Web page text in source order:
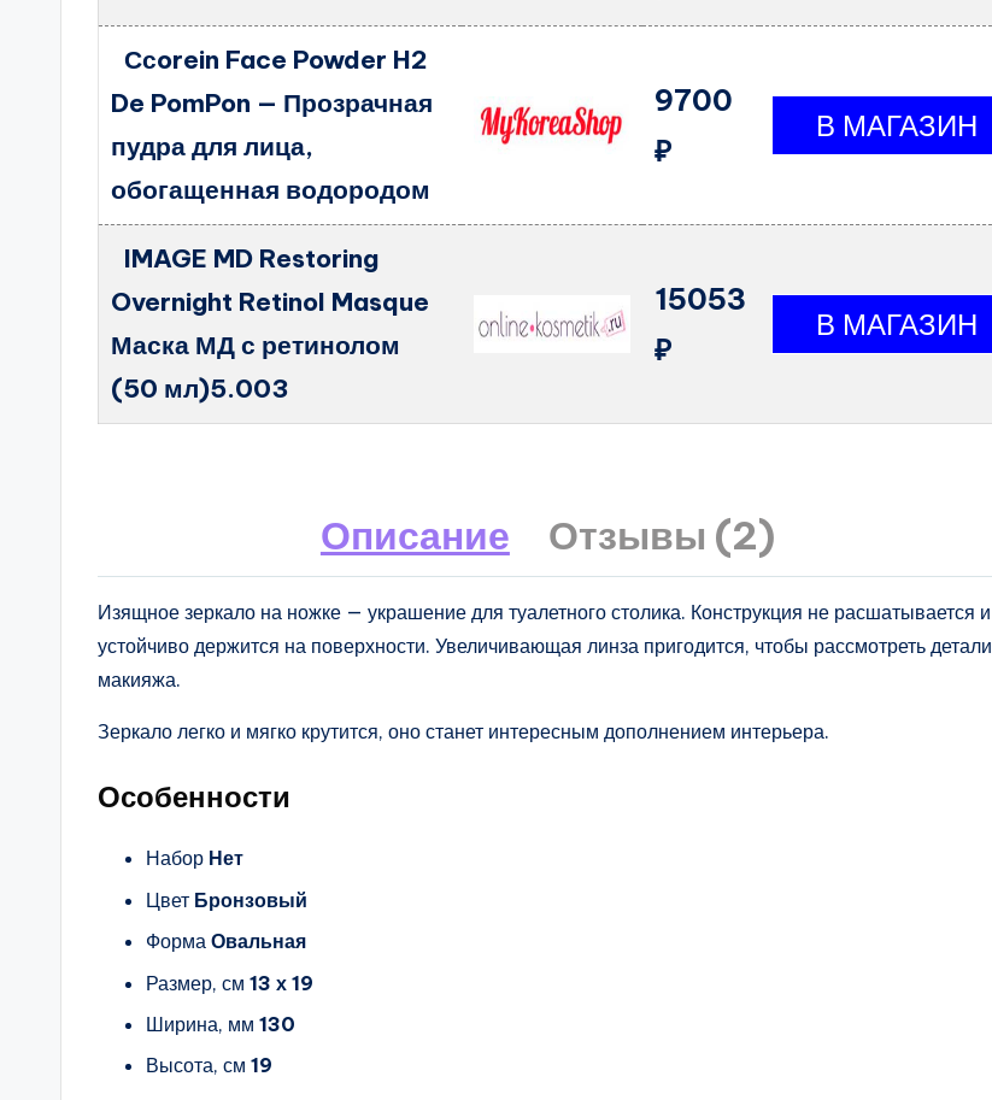
Ссorein Face Powder H2
De PomPon — Прозрачная
пудра для лица,
обогащенная водородом
9700
₽
IMAGE MD Restoring
Overnight Retinol Masque
Маска МД с ретинолом
(50 мл)5.003
15053
₽
Описание Отзывы (2)
Изящное зеркало на ножке — украшение для туалетного столика. Конструкция не расшатывается и
устойчиво держится на поверхности. Увеличивающая линза пригодится, чтобы рассмотреть детали
макияжа.
Зеркало легко и мягко крутится, оно станет интересным дополнением интерьера.
Особенности
Набор Нет
Цвет Бронзовый
Форма Овальная
Размер, см 13 х 19
Ширина, мм 130
Высота, см 19